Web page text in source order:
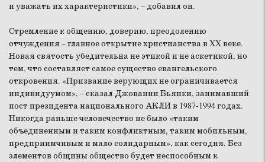
и уважать их характеристики», – добавил он.
Стремление к общению, доверию, преодолению
отчуждения – главное открытие христианства в XX веке.
Новая святость убедительна не этикой и не аскетикой, но
тем, что составляет самое существо евангельского
откровения. «Призвание верующих не ограничивается
индивидуумом», – сказал Джованни Бьянки, занимавший
пост президента национального АКЛИ в 1987-1994 годах.
Никогда раньше человечество не было «таким
объединенным и таким конфликтным, таким мобильным,
предприимчивым и мало солидарным», как сегодня. Без
элементов общины общество будет неспособным к